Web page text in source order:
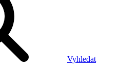
Vyhledat